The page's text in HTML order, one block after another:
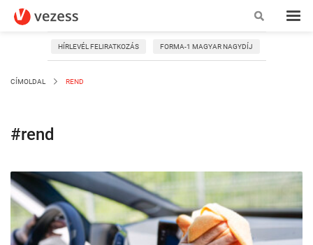
HÍRLEVÉL FELIRATKOZÁS FORMA-1 MAGYAR NAGYDÍJ
CÍMOLDAL REND
#rend